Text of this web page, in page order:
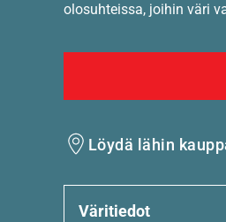
olosuhteissa, joihin väri
Löydä lähin
Väritiedot